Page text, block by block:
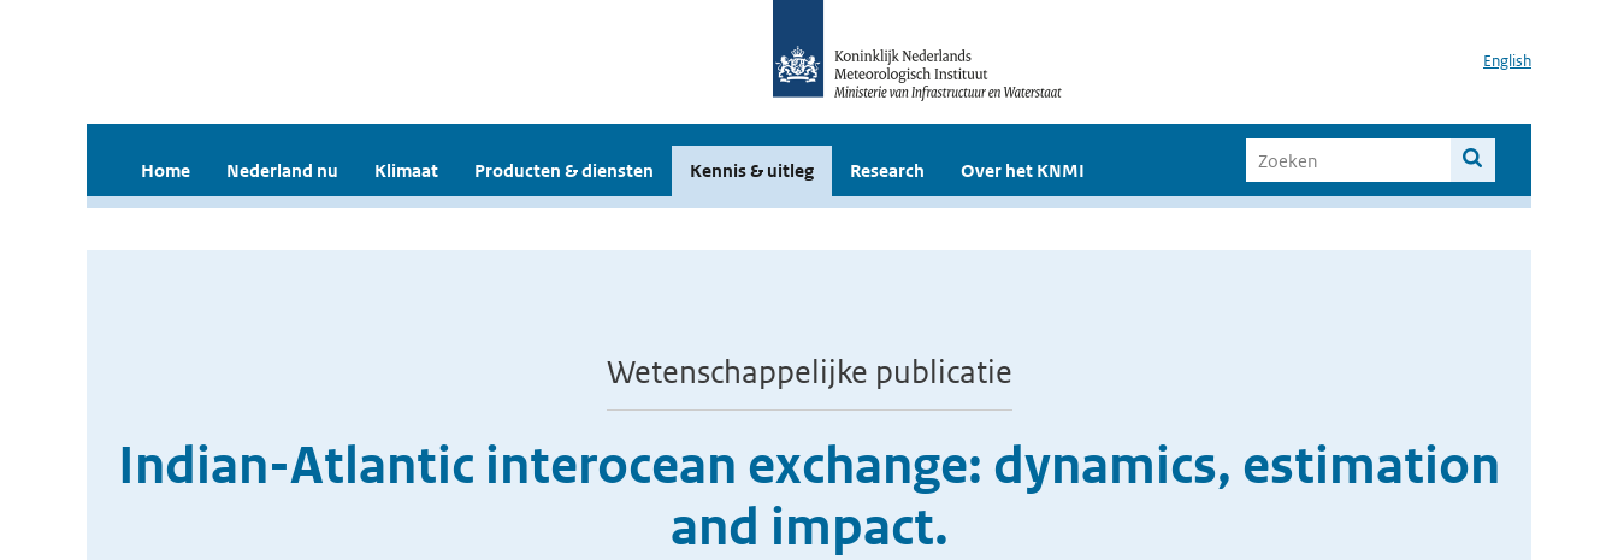
English
Home Nederland nu Klimaat Producten & diensten Kennis & uitleg Research Over het KNMI
Wetenschappelijke publicatie
Indian-Atlantic interocean exchange: dynamics, estimation
and impact.